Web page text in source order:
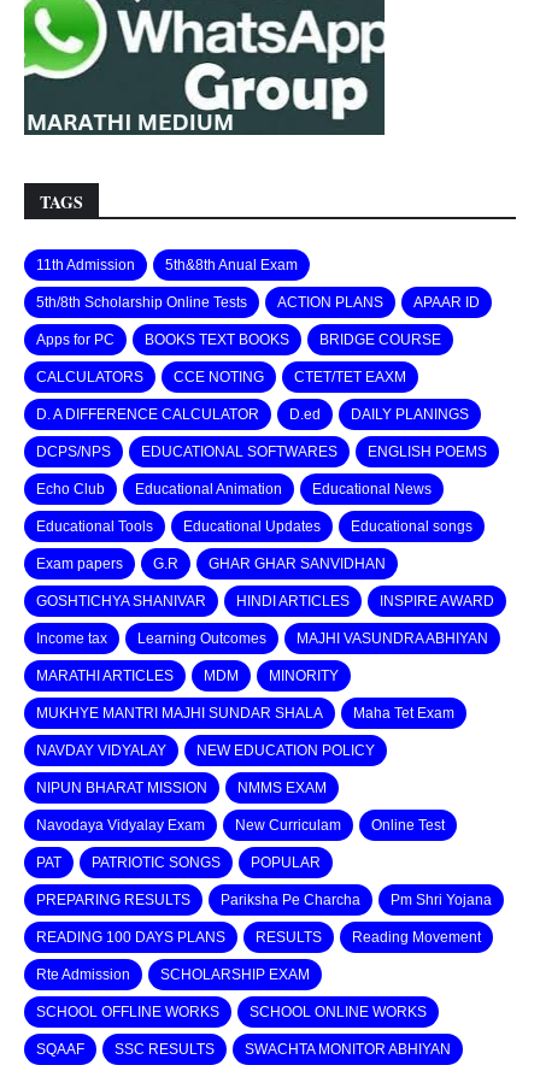
TAGS
11th Admission 5th&8th Anual Exam
5th/8th Scholarship Online Tests ACTION PLANS APAAR ID
Apps for PC BOOKS TEXT BOOKS BRIDGE COURSE
CALCULATORS CCE NOTING CTET/TET EAXM
D. A DIFFERENCE CALCULATOR D.ed DAILY PLANINGS
DCPS/NPS EDUCATIONAL SOFTWARES ENGLISH POEMS
Echo Club Educational Animation Educational News
Educational Tools Educational Updates Educational songs
Exam papers G.R GHAR GHAR SANVIDHAN
GOSHTICHYA SHANIVAR HINDI ARTICLES INSPIRE AWARD
Income tax Learning Outcomes MAJHI VASUNDRA ABHIYAN
MARATHI ARTICLES MDM MINORITY
MUKHYE MANTRI MAJHI SUNDAR SHALA Maha Tet Exam
NAVDAY VIDYALAY NEW EDUCATION POLICY
NIPUN BHARAT MISSION NMMS EXAM
Navodaya Vidyalay Exam New Curriculam Online Test
PAT PATRIOTIC SONGS POPULAR
PREPARING RESULTS Pariksha Pe Charcha Pm Shri Yojana
READING 100 DAYS PLANS RESULTS Reading Movement
Rte Admission SCHOLARSHIP EXAM
SCHOOL OFFLINE WORKS SCHOOL ONLINE WORKS
SQAAF SSC RESULTS SWACHTA MONITOR ABHIYAN